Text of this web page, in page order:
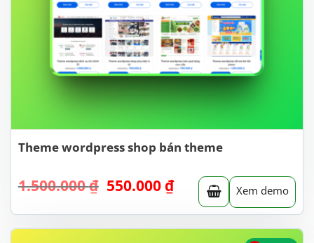
Theme wordpress shop bán theme
1.500.000₫ Giá
là:
1.500.000 ₫.
550.000 ₫Giá
hiện
tại
là:
Xem demo